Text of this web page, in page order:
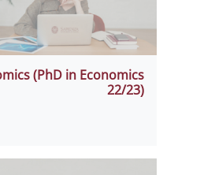
(PhD in Economics
22/23)